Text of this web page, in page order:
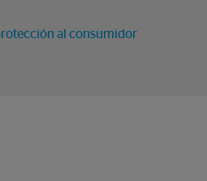
al consumidor